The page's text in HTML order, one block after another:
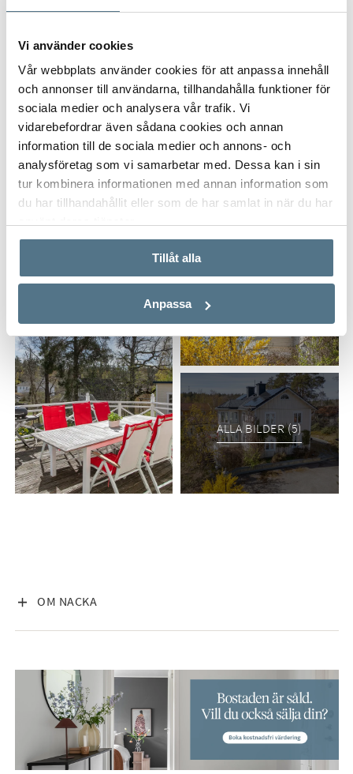
Vi använder cookies
Vår webbplats använder cookies för att anpassa innehåll
och annonser till användarna, tillhandahålla funktioner för
sociala medier och analysera vår trafik. Vi
vidarebefordrar även sådana cookies och annan
information till de sociala medier och annons- och
analysföretag som vi samarbetar med. Dessa kan i sin
tur kombinera informationen med annan information som
du har tillhandahållit eller som de har samlat in när du har
Tillåt alla
Anpassa
Postnummer*
Ange ditt postnummer (5 siffror utan mellanslag)
ALLA BILDER (5)
OM NACKA
VISA INNEHÅLL